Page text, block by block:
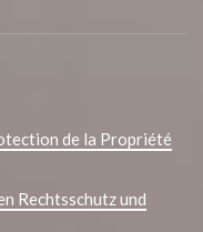
de la Propriété
Rechtsschutz und